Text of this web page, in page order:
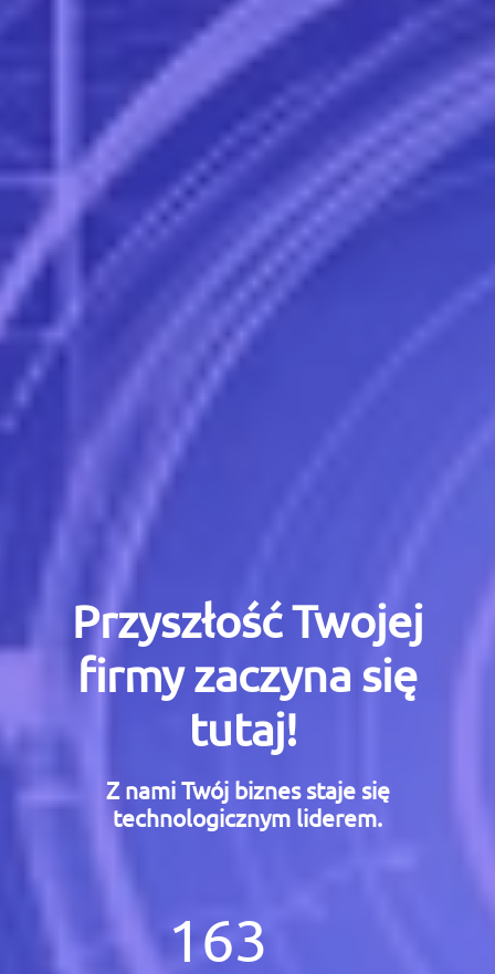
Przyszłość Twojej
firmy zaczyna się
tutaj!
Z nami Twój biznes staje się
technologicznym liderem.
163